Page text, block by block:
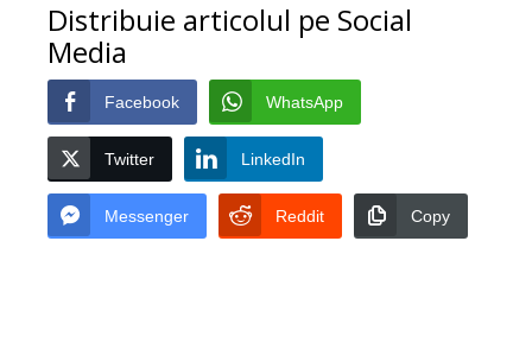
Distribuie articolul pe Social
Media
Facebook WhatsApp
Twitter LinkedIn
Messenger Reddit Copy